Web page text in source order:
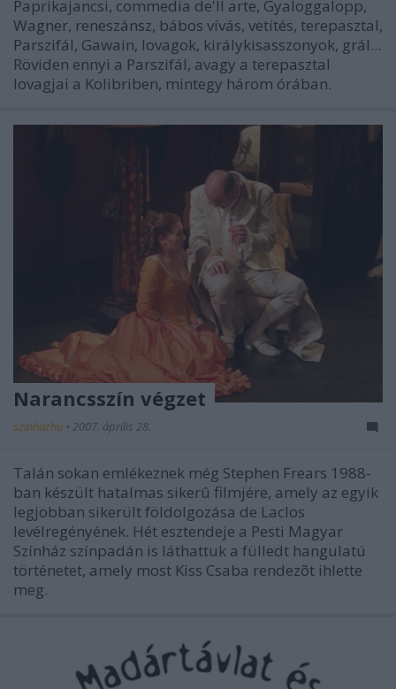
Paprikajancsi, commedia de'll arte, Gyaloggalopp,
Wagner, reneszánsz, bábos vívás, vetítés, terepasztal,
Parszifál, Gawain, lovagok, királykisasszonyok, grál...
Röviden ennyi a Parszifál, avagy a terepasztal
lovagjai a Kolibriben, mintegy három órában.
Narancsszín végzet
szinhazhu • 2007. április 28.
Talán sokan emlékeznek még Stephen Frears 1988-
ban készült hatalmas sikerû filmjére, amely az egyik
legjobban sikerült földolgozása de Laclos
levélregényének. Hét esztendeje a Pesti Magyar
Színház színpadán is láthattuk a fülledt hangulatú
történetet, amely most Kiss Csaba rendezõt ihlette
meg.